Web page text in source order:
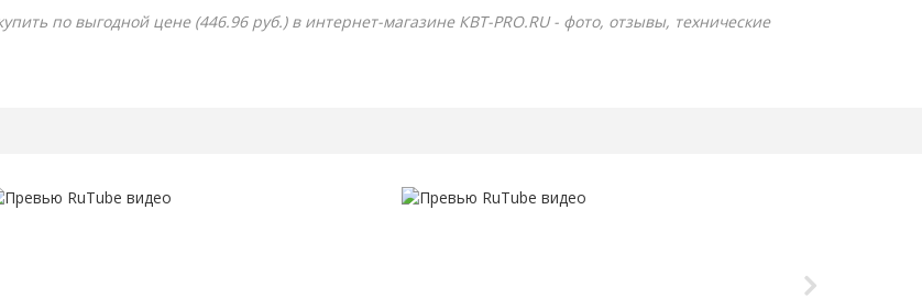
по выгодной цене (446.96 руб.) в интернет-магазине КВТ-PRO.RU - фото, отзывы, технические